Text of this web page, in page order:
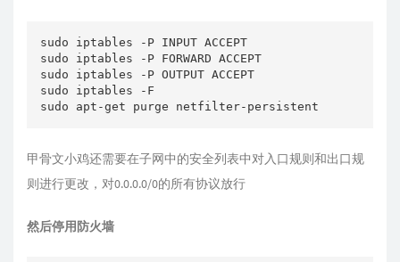
sudo iptables -P INPUT ACCEPT
sudo iptables -P FORWARD ACCEPT
sudo iptables -P OUTPUT ACCEPT
sudo iptables -F
甲骨文小鸡还需要在子网中的安全列表中对入口规则和出口规
则进行更改，对0.0.0.0/0的所有协议放行
然后停用防火墙